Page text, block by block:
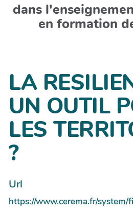
dans
en formation
LA
UN OUTIL
LES
?
Url
https://www.cerema.fr/